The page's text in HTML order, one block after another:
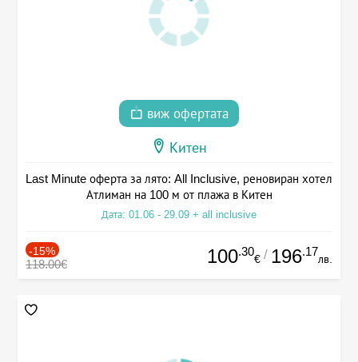
виж офертата
Китен
Last Minute оферта за лято: All Inclusive, реновиран хотел
Атлиман на 100 м от плажа в Китен
Дата: 01.06 - 29.09 + all inclusive
-15%
118.00€ 100.30
€ / 196.17
лв.